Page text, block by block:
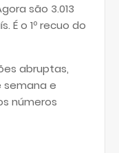
são 3.013
É o 1º recuo do
abruptas,
semana e
números